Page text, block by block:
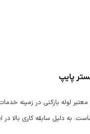
پایپ
لوله بازکنی در زمینه
به دلیل سابقه کاری بالا در